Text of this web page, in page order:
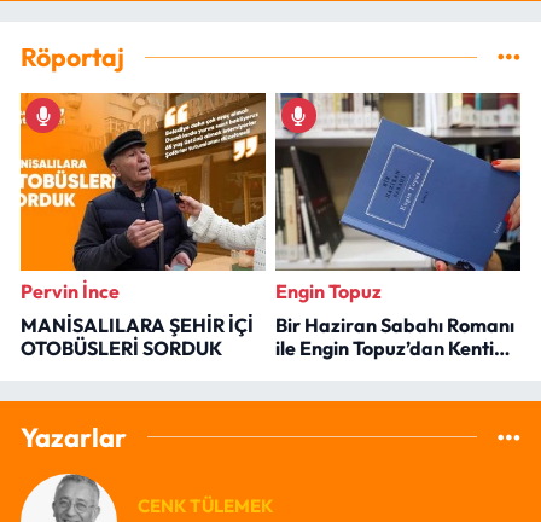
Röportaj
Pervin İnce
MANİSALILARA ŞEHİR İÇİ
OTOBÜSLERİ SORDUK
Engin Topuz
Bir Haziran Sabahı Romanı
ile Engin Topuz’dan Kenti
Yazarlar
CENK TÜLEMEK